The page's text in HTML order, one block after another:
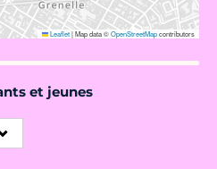
Leaflet|Map data ©OpenStreetMapcontributors
et jeunes